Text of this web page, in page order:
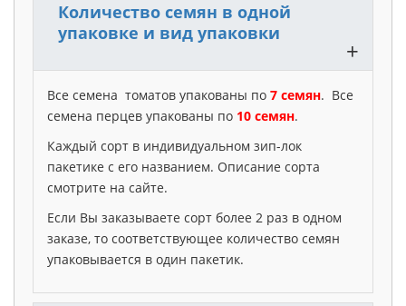
Количество семян в одной
упаковке и вид упаковки
+
Все семена томатов упакованы по 7 семян. Все
семена перцев упакованы по 10 семян.
Каждый сорт в индивидуальном зип-лок
пакетике с его названием. Описание сорта
смотрите на сайте.
Если Вы заказываете сорт более 2 раз в одном
заказе, то соответствующее количество семян
упаковывается в один пакетик.